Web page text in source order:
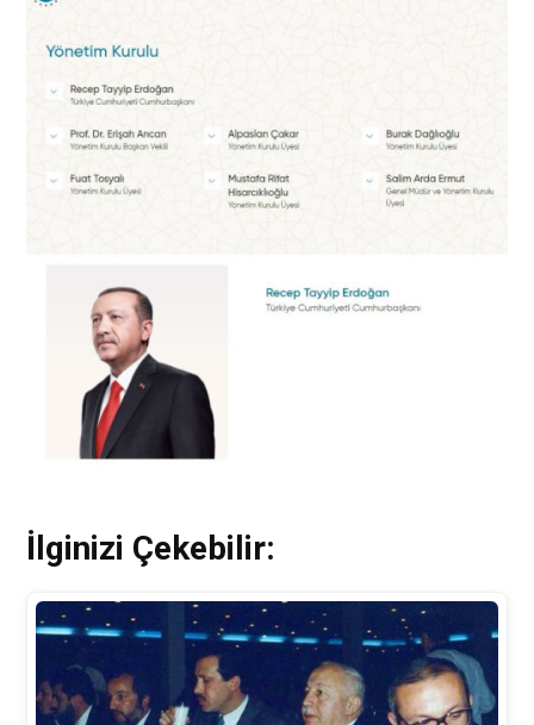
İlginizi Çekebilir: